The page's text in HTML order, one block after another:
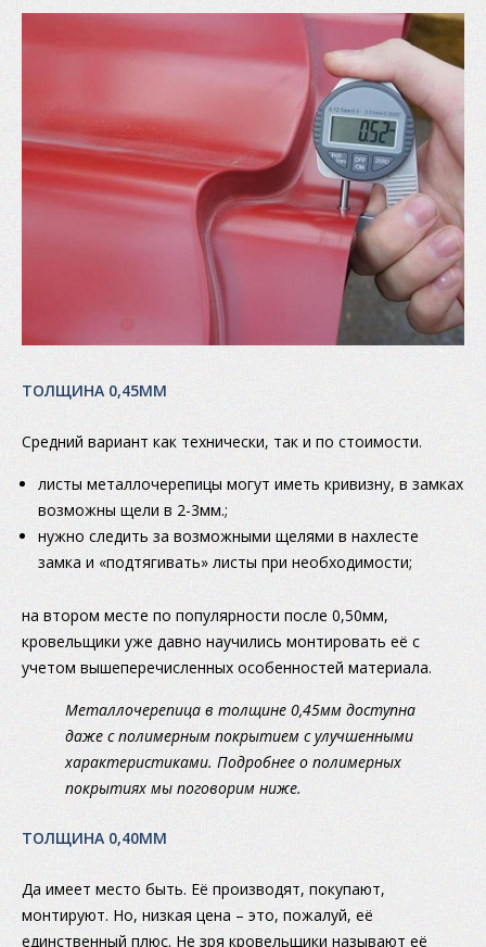
ТОЛЩИНА 0,45ММ
Средний вариант как технически, так и по стоимости.
листы металлочерепицы могут иметь кривизну, в замках
возможны щели в 2-3мм.;
нужно следить за возможными щелями в нахлесте
замка и «подтягивать» листы при необходимости;
на втором месте по популярности после 0,50мм,
кровельщики уже давно научились монтировать её с
учетом вышеперечисленных особенностей материала.
Металлочерепица в толщине 0,45мм доступна
даже с полимерным покрытием с улучшенными
характеристиками. Подробнее о полимерных
покрытиях мы поговорим ниже.
ТОЛЩИНА 0,40ММ
Да имеет место быть. Её производят, покупают,
монтируют. Но, низкая цена – это, пожалуй, её
единственный плюс. Не зря кровельщики называют её